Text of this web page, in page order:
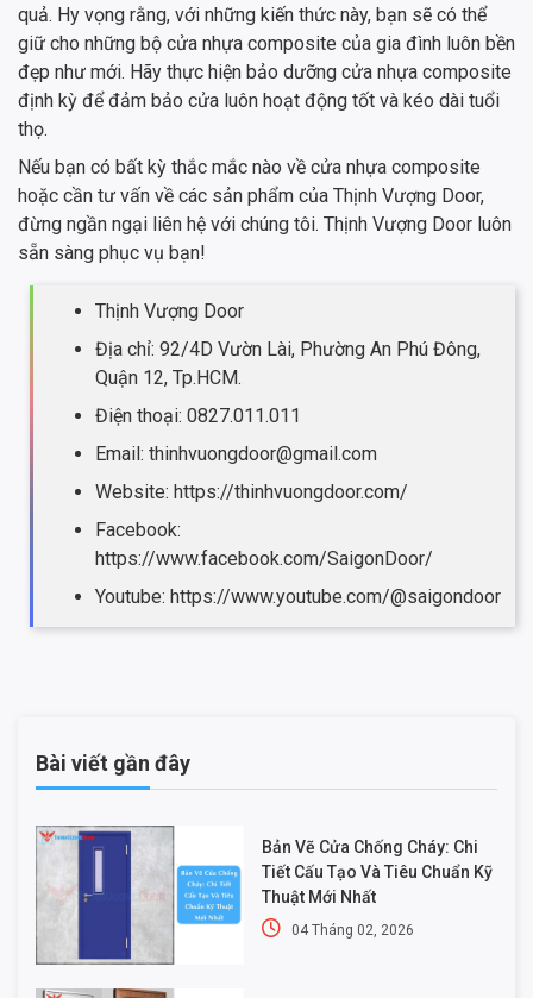
quả. Hy vọng rằng, với những kiến thức này, bạn sẽ có thể
giữ cho những bộ cửa nhựa composite của gia đình luôn bền
đẹp như mới. Hãy thực hiện bảo dưỡng cửa nhựa composite
định kỳ để đảm bảo cửa luôn hoạt động tốt và kéo dài tuổi
thọ.
Nếu bạn có bất kỳ thắc mắc nào về cửa nhựa composite
hoặc cần tư vấn về các sản phẩm của Thịnh Vượng Door,
đừng ngần ngại liên hệ với chúng tôi. Thịnh Vượng Door luôn
sẵn sàng phục vụ bạn!
Thịnh Vượng Door
Địa chỉ: 92/4D Vườn Lài, Phường An Phú Đông,
Quận 12, Tp.HCM.
Điện thoại: 0827.011.011
Email: thinhvuongdoor@gmail.com
Website: https://thinhvuongdoor.com/
Facebook:
https://www.facebook.com/SaigonDoor/
Youtube: https://www.youtube.com/@saigondoor
Bài viết gần đây
Bản Vẽ Cửa Chống Cháy: Chi
Tiết Cấu Tạo Và Tiêu Chuẩn Kỹ
Thuật Mới Nhất
04 Tháng 02, 2026